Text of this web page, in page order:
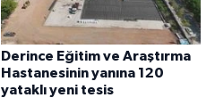
Derince Eğitim ve Araştırma
Hastanesinin yanına 120
yataklı yeni tesis